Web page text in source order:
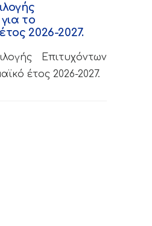
το
2026-2027.
Επιτυχόντων
έτος 2026-2027.